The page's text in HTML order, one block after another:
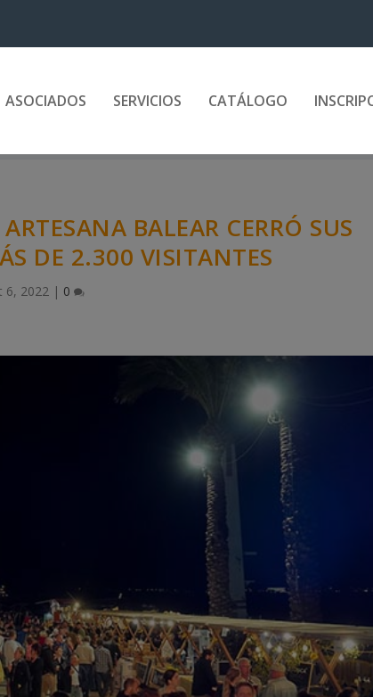
ASOCIADOS SERVICIOS CATÁLOGO
BALEAR CERRÓ SUS
DE 2.300 VISITANTES
6, 2022 | 0